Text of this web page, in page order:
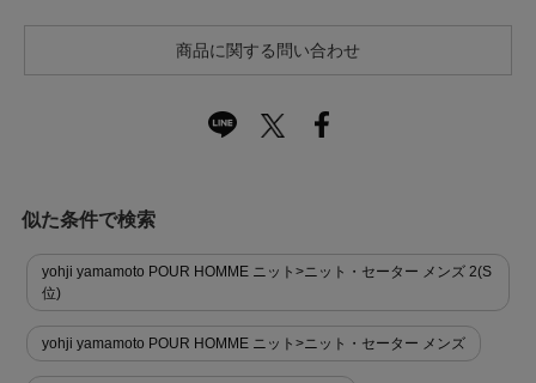
商品に関する問い合わせ
似た条件で検索
yohji yamamoto POUR HOMME ニット>ニット・セーター メンズ 2(S
位)
yohji yamamoto POUR HOMME ニット>ニット・セーター メンズ